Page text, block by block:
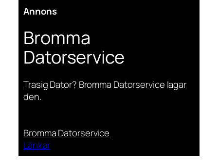
Annons
Bromma
Datorservice
Trasig Dator? Bromma Datorservice lagar
den.
Bromma Datorservice
Länkar